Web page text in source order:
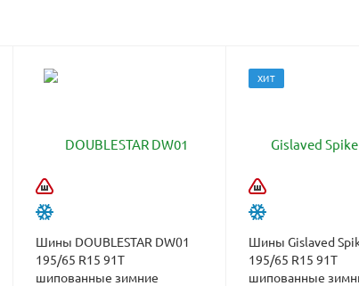
Шины DOUBLESTAR DW01
195/65 R15 91T
шипованные зимние
ХИТ
Шины Gislaved
195/65 R15 91T
шипованные